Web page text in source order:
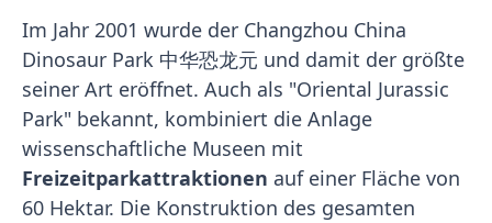
Im Jahr 2001 wurde der Changzhou China
Dinosaur Park 中华恐龙元 und damit der größte
seiner Art eröffnet. Auch als "Oriental Jurassic
Park" bekannt, kombiniert die Anlage
wissenschaftliche Museen mit
Freizeitparkattraktionen auf einer Fläche von
60 Hektar. Die Konstruktion des gesamten